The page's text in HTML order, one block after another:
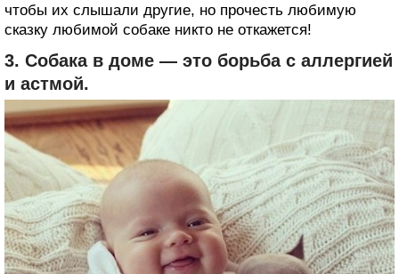
чтобы их слышали другие, но прочесть любимую
сказку любимой собаке никто не откажется!
3. Собака в доме — это борьба с аллергией
и астмой.